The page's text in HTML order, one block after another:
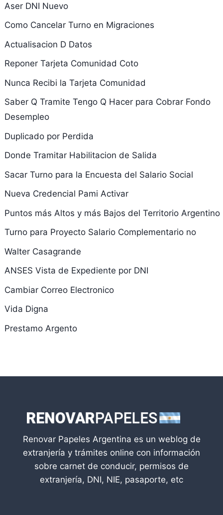
Aser DNI Nuevo
Como Cancelar Turno en Migraciones
Actualisacion D Datos
Reponer Tarjeta Comunidad Coto
Nunca Recibi la Tarjeta Comunidad
Saber Q Tramite Tengo Q Hacer para Cobrar Fondo
Desempleo
Duplicado por Perdida
Donde Tramitar Habilitacion de Salida
Sacar Turno para la Encuesta del Salario Social
Nueva Credencial Pami Activar
Puntos más Altos y más Bajos del Territorio Argentino
Turno para Proyecto Salario Complementario no
Walter Casagrande
ANSES Vista de Expediente por DNI
Cambiar Correo Electronico
Vida Digna
Prestamo Argento
Renovar Papeles Argentina es un weblog de
extranjería y trámites online con información
sobre carnet de conducir, permisos de
extranjería, DNI, NIE, pasaporte, etc